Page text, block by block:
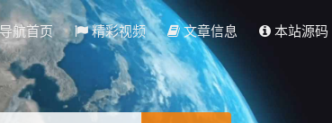
导航首页 精彩视频 文章信息 本站源码